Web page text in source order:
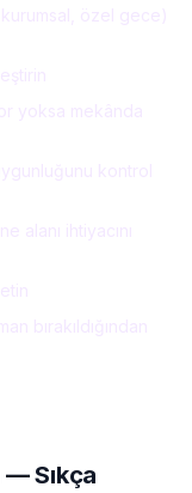
— Sıkça